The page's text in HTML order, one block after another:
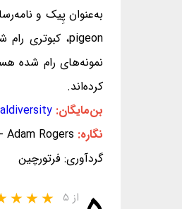
نمونه‌های رام شده
کرده‌اند.
بن‌مایگان:
نگاره: Adam Rogers
گردآوری: فرتورچین
از ۵